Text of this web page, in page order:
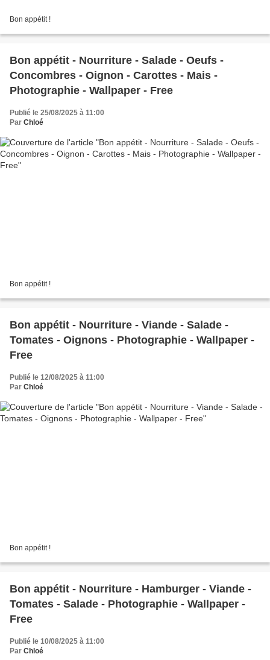
Bon appétit !
Bon appétit - Nourriture - Salade - Oeufs -
Concombres - Oignon - Carottes - Mais -
Photographie - Wallpaper - Free
Publié le 25/08/2025 à 11:00
Par Chloé
Bon appétit !
Bon appétit - Nourriture - Viande - Salade -
Tomates - Oignons - Photographie - Wallpaper -
Free
Publié le 12/08/2025 à 11:00
Par Chloé
Bon appétit !
Bon appétit - Nourriture - Hamburger - Viande -
Tomates - Salade - Photographie - Wallpaper -
Free
Publié le 10/08/2025 à 11:00
Par Chloé